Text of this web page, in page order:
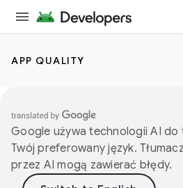
APP QUALITY
Google używa technologii AI do
Twój preferowany język.
przez AI mogą zawierać błędy.